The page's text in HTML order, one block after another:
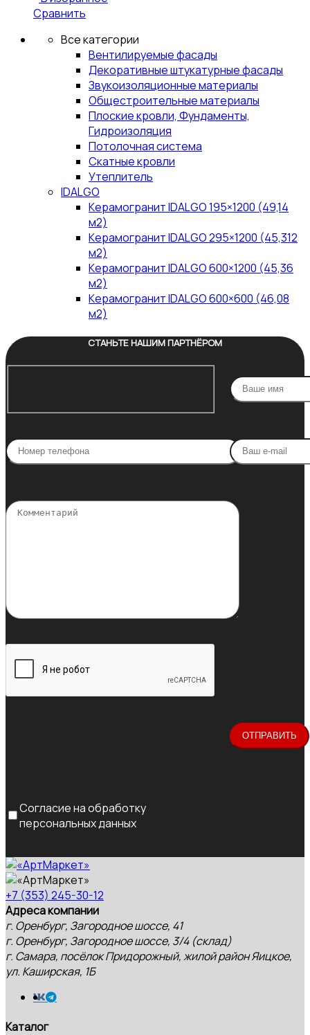
Сравнить
Все категории
Вентилируемые фасады
Декоративные штукатурные фасады
Звукоизоляционные материалы
Общестроительные материалы
Плоские кровли, Фундаменты,
Гидроизоляция
Потолочная система
Скатные кровли
Утеплитель
IDALGO
Керамогранит IDALGO 195×1200 (49,14
м2)
Керамогранит IDALGO 295×1200 (45,312
м2)
Керамогранит IDALGO 600×1200 (45,36
м2)
Керамогранит IDALGO 600×600 (46,08
м2)
СТАНЬТЕ НАШИМ ПАРТНЁРОМ
Согласие на обработку
персональных данных
+7 (353) 245-30-12
Адреса компании
г. Оренбург, Загородное шоссе, 41
г. Оренбург, Загородное шоссе, 3/4 (склад)
г. Самара, посёлок Придорожный, жилой район Яицкое,
ул. Каширская, 1Б
Каталог